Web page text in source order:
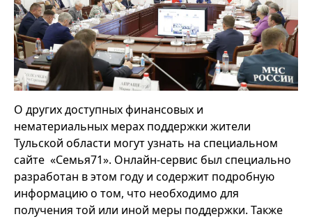
О других доступных финансовых и
нематериальных мерах поддержки жители
Тульской области могут узнать на специальном
сайте «Семья71». Онлайн-сервис был специально
разработан в этом году и содержит подробную
информацию о том, что необходимо для
получения той или иной меры поддержки. Также